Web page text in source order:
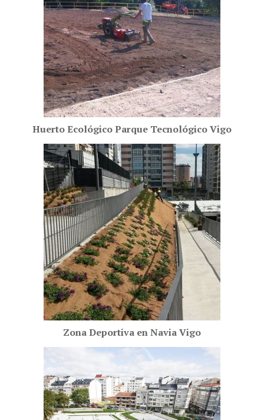
Huerto Ecológico Parque Tecnológico Vigo
Zona Deportiva en Navia Vigo